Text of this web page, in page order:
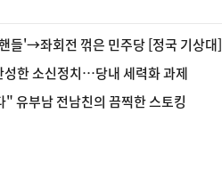
들'→좌회전 꺾은 민주당 [정국 기상대]
한 소신정치…당내 세력화 과제
유부남 전남친의 끔찍한 스토킹